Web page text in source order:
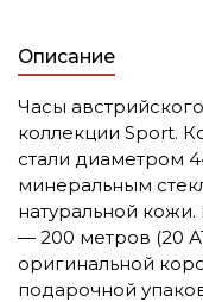
Описание
Часы
коллекции Sport.
стали диаметром
минеральным
натуральной
— 200 метров (20
оригинальной
подарочной